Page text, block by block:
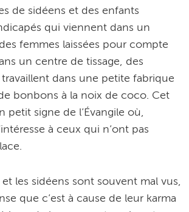
de sidéens et des enfants
qui viennent dans un
femmes laissées pour compte
un centre de tissage, des
dans une petite fabrique
bonbons à la noix de coco. Cet
petit signe de l’Évangile où,
à ceux qui n’ont pas
et les sidéens sont souvent mal vus,
que c’est à cause de leur karma